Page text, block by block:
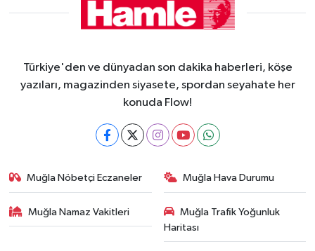
Türkiye'den ve dünyadan son dakika haberleri, köşe
yazıları, magazinden siyasete, spordan seyahate her
konuda Flow!
Muğla Nöbetçi Eczaneler Muğla Hava Durumu
Muğla Namaz Vakitleri
Muğla Trafik Yoğunluk
Haritası